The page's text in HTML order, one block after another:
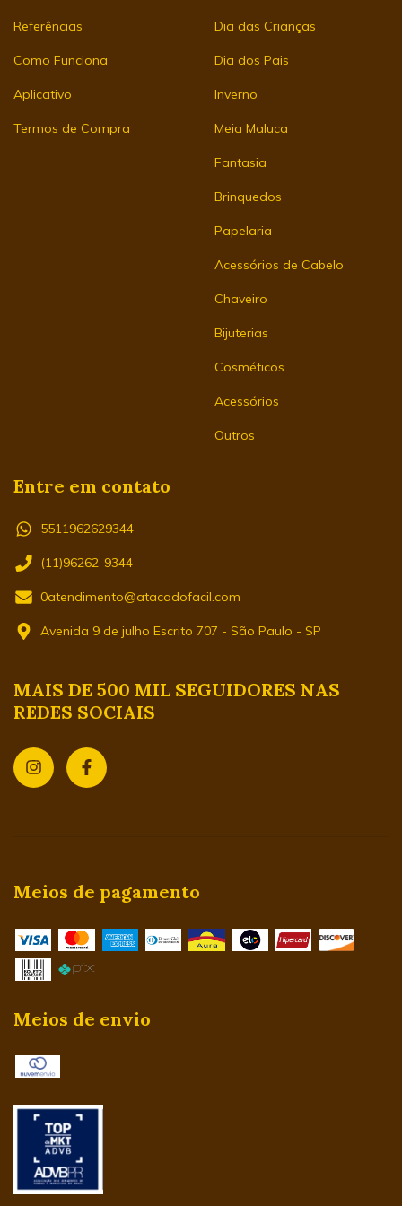
Referências
Como Funciona
Aplicativo
Termos de Compra
Dia das Crianças
Dia dos Pais
Inverno
Meia Maluca
Fantasia
Brinquedos
Papelaria
Acessórios de Cabelo
Chaveiro
Bijuterias
Cosméticos
Acessórios
Outros
Entre em contato
5511962629344
(11)96262-9344
0atendimento@atacadofacil.com
Avenida 9 de julho Escrito 707 - São Paulo - SP
MAIS DE 500 MIL SEGUIDORES NAS
REDES SOCIAIS
Meios de pagamento
Meios de envio